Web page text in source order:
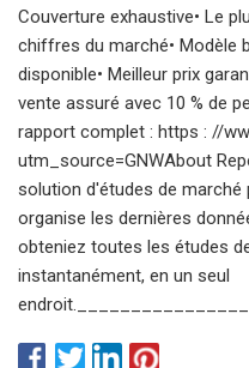
Couverture exhaustive• Le
chiffres du marché• Modèle
disponible• Meilleur prix
vente assuré avec 10 % de
rapport complet : https : //
utm_source=GNWAbout
solution d'études de marché
organise les dernières
obteniez toutes les études
instantanément, en un seul